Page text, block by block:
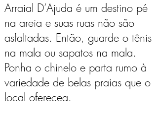
Arraial D’Ajuda é um destino pé
na areia e suas ruas não são
asfaltadas. Então, guarde o tênis
na mala ou sapatos na mala.
Ponha o chinelo e parta rumo à
variedade de belas praias que o
local oferecea.